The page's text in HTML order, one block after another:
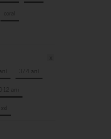
coral
3/4 ani
12 ani
xxl